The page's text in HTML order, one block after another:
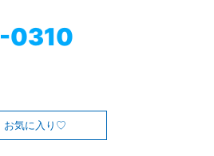
0310
お気に入り